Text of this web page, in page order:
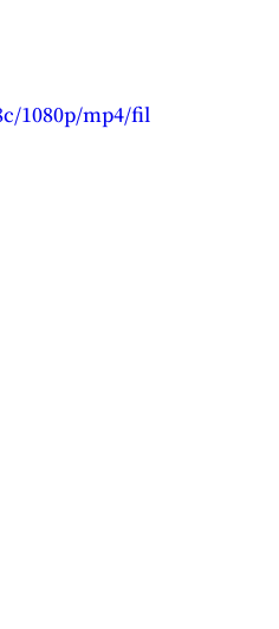
1080p/mp4/fil